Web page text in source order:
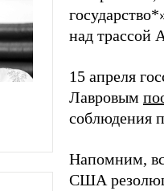
над трассой
15 апреля
Лавровым
соблюдения
Напомним,
США